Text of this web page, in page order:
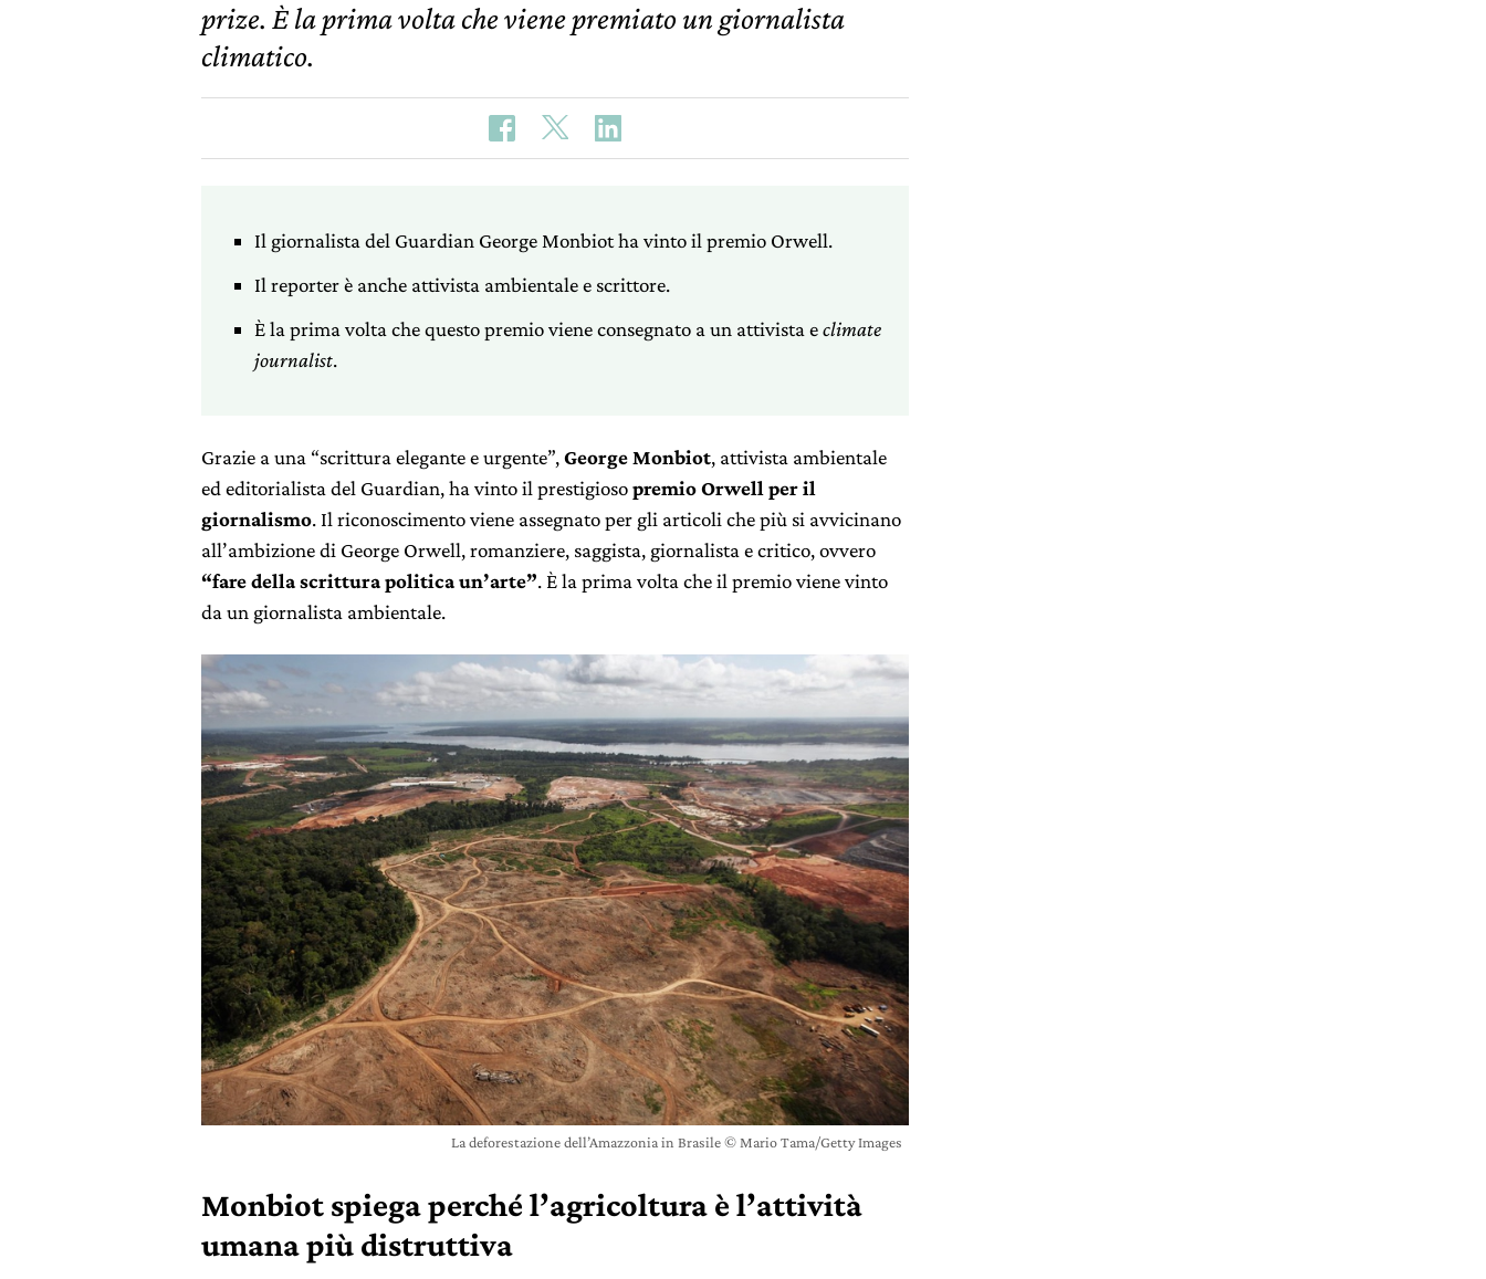
prize. È la prima volta che viene premiato un giornalista
climatico.
Il giornalista del Guardian George Monbiot ha vinto il premio Orwell.
Il reporter è anche attivista ambientale e scrittore.
È la prima volta che questo premio viene consegnato a un attivista eclimate
journalist.
Grazie a una “scrittura elegante e urgente”,George Monbiot, attivista ambientale
ed editorialista del Guardian, ha vinto il prestigiosopremio Orwell per il
giornalismo. Il riconoscimento viene assegnato per gli articoli che più si avvicinano
all’ambizione di George Orwell, romanziere, saggista, giornalista e critico, ovvero
“fare della scrittura politica un’arte”. È la prima volta che il premio viene vinto
da un giornalista ambientale.
La deforestazione dell’Amazzonia in Brasile © Mario Tama/Getty Images
Monbiot spiega perché l’agricoltura è l’attività
umana più distruttiva